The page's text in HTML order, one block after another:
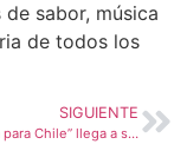
sabor, música
de todos los
SIGUIENTE
“Desafío Agua para Chile” llega a su proyecto n°100, con nueva iniciativa que llevará agua a 25 familias de Collipulli